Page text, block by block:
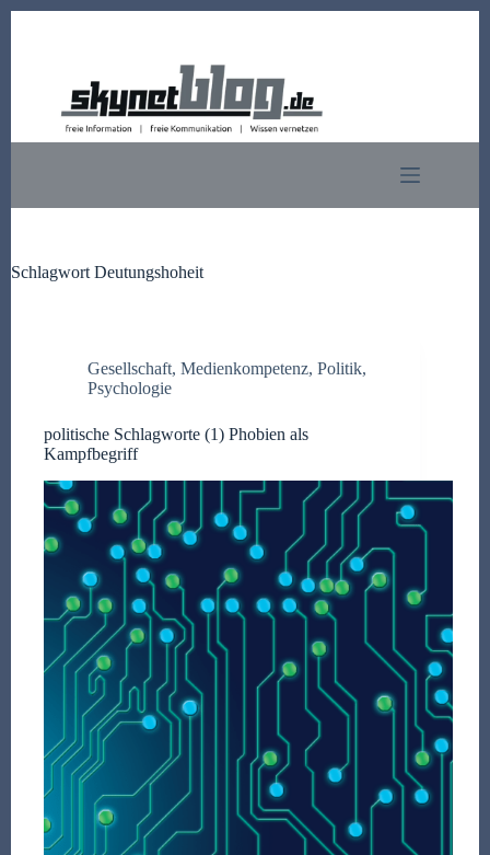
Schlagwort Deutungshoheit
Gesellschaft, Medienkompetenz, Politik,
Psychologie
politische Schlagworte (1) Phobien als
Kampfbegriff